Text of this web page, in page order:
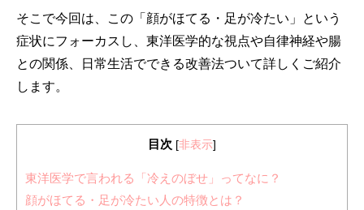
そこで今回は、この「顔がほてる・足が冷たい」という
症状にフォーカスし、東洋医学的な視点や自律神経や腸
との関係、日常生活でできる改善法ついて詳しくご紹介
します。
目次 [非表示]
東洋医学で言われる「冷えのぼせ」ってなに？
顔がほてる・足が冷たい人の特徴とは？